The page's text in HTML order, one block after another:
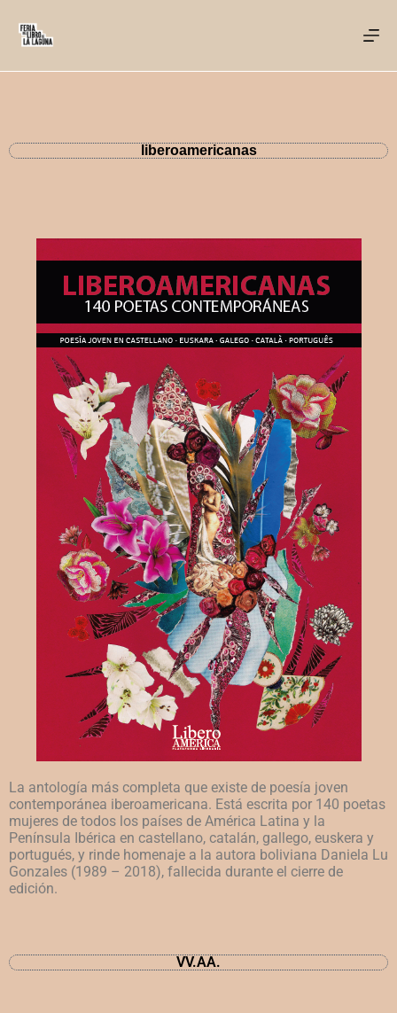
liberoamericanas
La antología más completa que existe de poesía joven
contemporánea iberoamericana. Está escrita por 140 poetas
mujeres de todos los países de América Latina y la
Península Ibérica en castellano, catalán, gallego, euskera y
portugués, y rinde homenaje a la autora boliviana Daniela Lu
Gonzales (1989 – 2018), fallecida durante el cierre de
edición.
VV.AA.